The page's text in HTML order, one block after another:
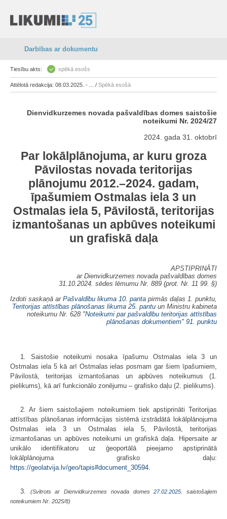
Darbības ar dokumentu
Tiesību akts: spēkā esošs
Attēlotā redakcija: 08.03.2025. - ... / Spēkā esošā
Dienvidkurzemes novada pašvaldības domes saistošie
noteikumi Nr. 2024/27
2024. gada 31. oktobrī
Par lokālplānojuma, ar kuru groza
Pāvilostas novada teritorijas
plānojumu 2012.–2024. gadam,
īpašumiem Ostmalas iela 3 un
Ostmalas iela 5, Pāvilostā, teritorijas
izmantošanas un apbūves noteikumi
un grafiskā daļa
APSTIPRINĀTI
ar Dienvidkurzemes novada pašvaldības domes
31.10.2024. sēdes lēmumu Nr. 889 (prot. Nr. 11 99. §)
Izdoti saskaņā ar Pašvaldību likuma 10. panta pirmās daļas 1. punktu,
Teritorijas attīstības plānošanas likuma 25. pantu un Ministru kabineta
noteikumu Nr. 628 "Noteikumi par pašvaldību teritorijas attīstības
plānošanas dokumentiem" 91. punktu
1. Saistošie noteikumi nosaka īpašumu Ostmalas iela 3 un
Ostmalas iela 5 kā arī Ostmalas ielas posmam gar šiem īpašumiem,
Pāvilostā, teritorijas izmantošanas un apbūves noteikumus (1.
pielikums), kā arī funkcionālo zonējumu – grafisko daļu (2. pielikums).
2. Ar šiem saistošajiem noteikumiem tiek apstiprināti Teritorijas
attīstības plānošanas informācijas sistēmā izstrādātā lokālplānojuma
Ostmalas iela 3 un Ostmalas iela 5, Pāvilostā, teritorijas
izmantošanas un apbūves noteikumi un grafiskā daļa. Hipersaite ar
unikālo identifikatoru uz ģeoportālā pieejamo apstiprinātā
lokālplānojuma grafisko daļu:
https://geolatvija.lv/geo/tapis#document_30594
3. (Svītrots ar Dienvidkurzemes novada domes27.02.2025.
saistošajiem
noteikumiem Nr. 2025/8)